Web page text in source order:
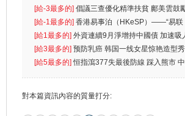
首位
[給-3最多的] 倡議三查優化精準扶貧 鄺美雲鼓
生
[給-1最多的] 香港易事泊（HKeSP）——“易联
k）”项目
[給1最多的] 外資連續9月淨增持中國債 加速吸
[給3最多的] 预防乳癌 韩国一线女星惊艳造型
[給5最多的]恒指瀉377失最後防線 踩入熊市
對本篇資訊內容的質量打分: